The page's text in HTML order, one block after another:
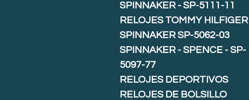
SPINNAKER - SP-5111-11
RELOJES TOMMY HILFIGER
SPINNAKER SP-5062-03
SPINNAKER - SPENCE - SP-
5097-77
RELOJES DEPORTIVOS
RELOJES DE BOLSILLO